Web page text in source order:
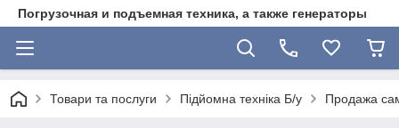
Погрузочная и подъемная техника, а также генераторы
Товари та послуги Підйомна техніка Б/у Продажа